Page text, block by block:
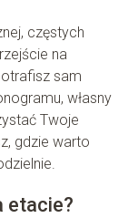
częstych
na
sam
własny
Twoje
gdzie warto
etacie?